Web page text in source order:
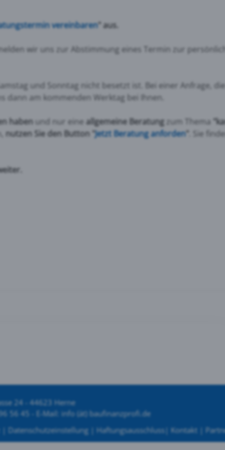
vereinbaren" aus.
wir uns zur Abstimmung eines Termin zur
und Sonntag nicht besetzt ist. Bei einer Anfrage,
am kommenden Werktag bei Ihnen.
haben und nur eine allgemeine Beratung zum Thema
nutzen Sie den Button "Jetzt Beratung anforden" . Sie
24 - 44623 Herne
56 45 - E-Mail: info (ät) baufinanzprofi.de
Datenschutzeinstellung Haftungsausschluss| Kontakt